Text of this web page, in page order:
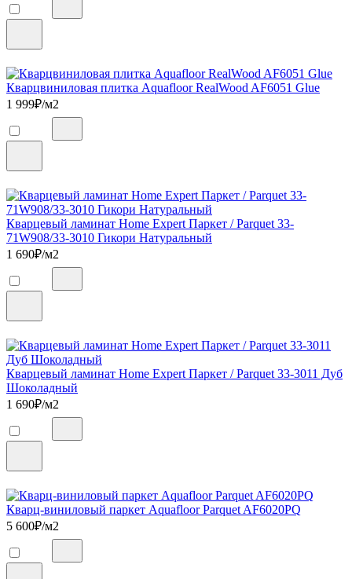
Кварцвиниловая плитка Aquafloor RealWood AF6051 Glue
1 999₽/м2
Кварцевый ламинат Home Expert Паркет / Parquet 33-
71W908/33-3010 Гикори Натуральный
1 690₽/м2
Кварцевый ламинат Home Expert Паркет / Parquet 33-3011 Дуб
Шоколадный
1 690₽/м2
Кварц-виниловый паркет Aquafloor Parquet AF6020PQ
5 600₽/м2